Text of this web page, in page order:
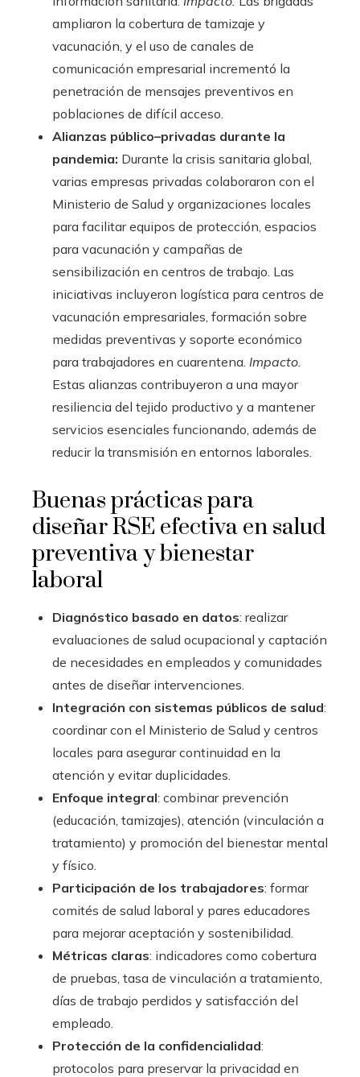
ampliaron la cobertura de tamizaje y
vacunación, y el uso de canales de
comunicación empresarial incrementó la
penetración de mensajes preventivos en
poblaciones de difícil acceso.
Alianzas público–privadas durante la
pandemia: Durante la crisis sanitaria global,
varias empresas privadas colaboraron con el
Ministerio de Salud y organizaciones locales
para facilitar equipos de protección, espacios
para vacunación y campañas de
sensibilización en centros de trabajo. Las
iniciativas incluyeron logística para centros de
vacunación empresariales, formación sobre
medidas preventivas y soporte económico
para trabajadores en cuarentena. Impacto.
Estas alianzas contribuyeron a una mayor
resiliencia del tejido productivo y a mantener
servicios esenciales funcionando, además de
reducir la transmisión en entornos laborales.
Buenas prácticas para
diseñar RSE efectiva en salud
preventiva y bienestar
laboral
Diagnóstico basado en datos: realizar
evaluaciones de salud ocupacional y captación
de necesidades en empleados y comunidades
antes de diseñar intervenciones.
Integración con sistemas públicos de salud:
coordinar con el Ministerio de Salud y centros
locales para asegurar continuidad en la
atención y evitar duplicidades.
Enfoque integral: combinar prevención
(educación, tamizajes), atención (vinculación a
tratamiento) y promoción del bienestar mental
y físico.
Participación de los trabajadores: formar
comités de salud laboral y pares educadores
para mejorar aceptación y sostenibilidad.
Métricas claras: indicadores como cobertura
de pruebas, tasa de vinculación a tratamiento,
días de trabajo perdidos y satisfacción del
empleado.
Protección de la confidencialidad:
protocolos para preservar la privacidad en